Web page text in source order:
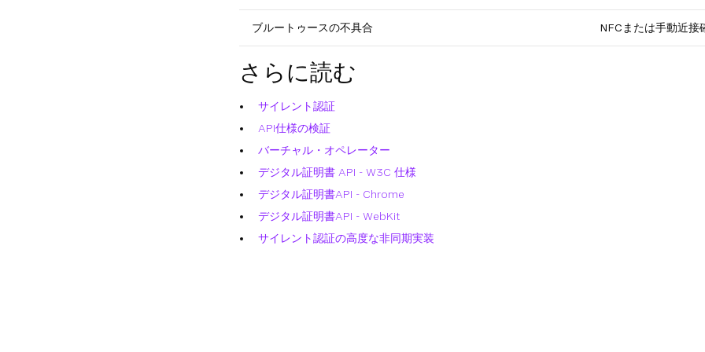
ブルートゥースの不具合 NFCまたは手動近接
さらに読む
サイレント認証
API仕様の検証
バーチャル・オペレーター
デジタル証明書 API - W3C 仕様
デジタル証明書API - Chrome
デジタル証明書API - WebKit
サイレント認証の高度な非同期実装